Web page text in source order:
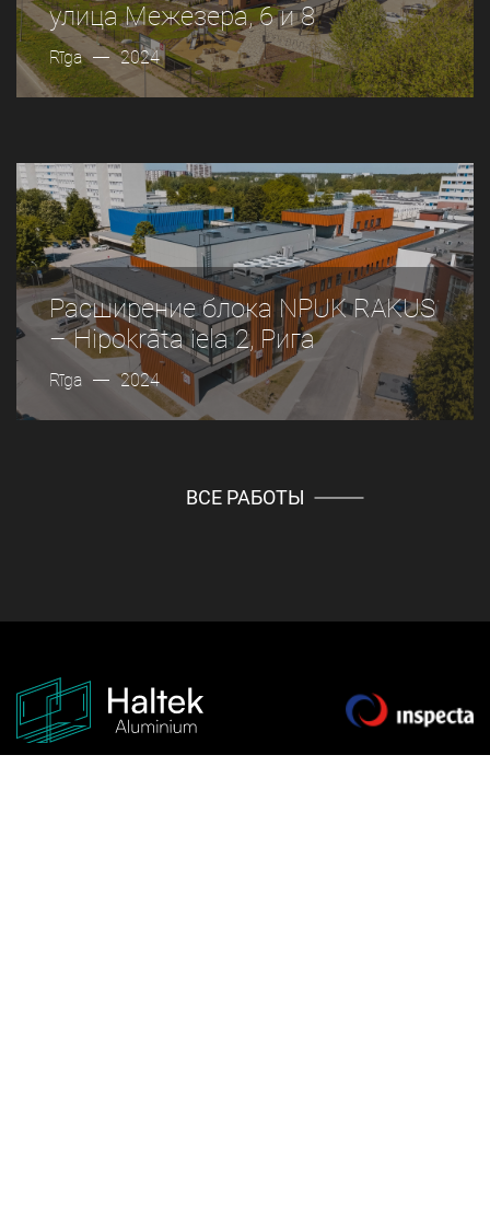
улица Межезера, 6 и 8
Rīga 2024
Расширение блока NPUK RAKUS
– Hipokrāta iela 2, Рига
Rīga 2024
ВСЕ РАБОТЫ